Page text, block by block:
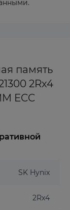
память
2Rx4
ECC
SK Hynix
2Rx4